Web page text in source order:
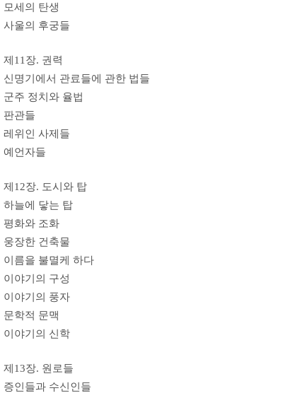
모세의 탄생
사울의 후궁들
제11장. 권력
신명기에서 관료들에 관한 법들
군주 정치와 율법
판관들
레위인 사제들
예언자들
제12장. 도시와 탑
하늘에 닿는 탑
평화와 조화
웅장한 건축물
이름을 불멸케 하다
이야기의 구성
이야기의 풍자
문학적 문맥
이야기의 신학
제13장. 원로들
증인들과 수신인들